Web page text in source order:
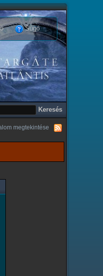
Súgó
megtekintése